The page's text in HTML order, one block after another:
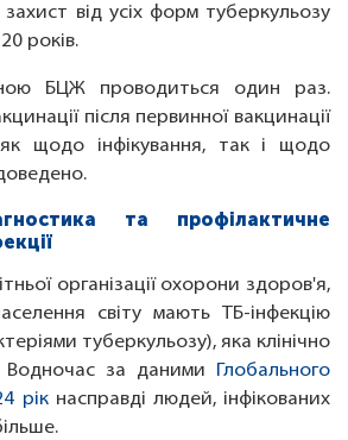
від усіх форм туберкульозу
років.
БЦЖ проводиться один раз.
після первинної вакцинації
щодо інфікування, так і щодо
та профілактичне
організації охорони здоров'я,
світу мають ТБ-інфекцію
туберкульозу), яка клінічно
Водночас за даними Глобального
рік насправді людей, інфікованих